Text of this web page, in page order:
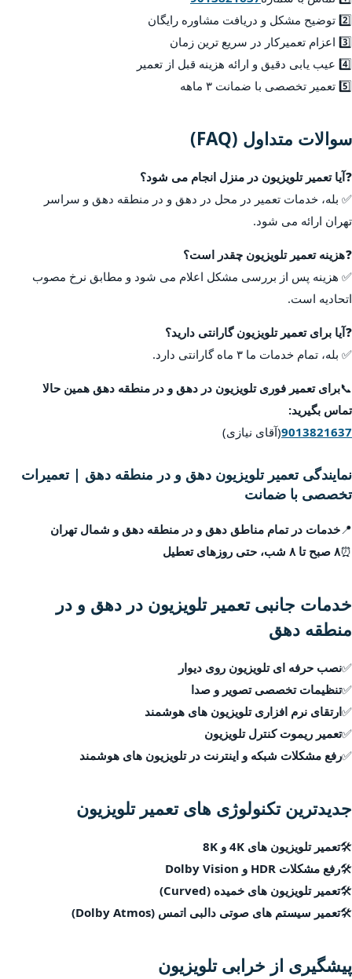
2️⃣ توضیح مشکل و دریافت مشاوره رایگان
3️⃣ اعزام تعمیرکار در سریع ترین زمان
4️⃣ عیب یابی دقیق و ارائه هزینه قبل از تعمیر
5️⃣ تعمیر تخصصی با ضمانت ۳ ماهه
سوالات متداول (FAQ)
❓آیا تعمیر تلویزیون در منزل انجام می شود؟
✅ بله، خدمات تعمیر در محل در دهق و در منطقه دهق و سراسر
تهران ارائه می شود.
❓هزینه تعمیر تلویزیون چقدر است؟
✅ هزینه پس از بررسی مشکل اعلام می شود و مطابق نرخ مصوب
اتحادیه است.
❓آیا برای تعمیر تلویزیون گارانتی دارید؟
✅ بله، تمام خدمات ما ۳ ماه گارانتی دارد.
📞برای تعمیر فوری تلویزیون در دهق و در منطقه دهق همین حالا
تماس بگیرید:
9013821637(آقای نیازی)
نمایندگی تعمیر تلویزیون دهق و در منطقه دهق | تعمیرات
تخصصی با ضمانت
📍خدمات در تمام مناطق دهق و در منطقه دهق و شمال تهران
⏰۸ صبح تا ۸ شب، حتی روزهای تعطیل
خدمات جانبی تعمیر تلویزیون در دهق و در
منطقه دهق
✅نصب حرفه ای تلویزیون روی دیوار
✅تنظیمات تخصصی تصویر و صدا
✅ارتقای نرم افزاری تلویزیون های هوشمند
✅تعمیر ریموت کنترل تلویزیون
✅رفع مشکلات شبکه و اینترنت در تلویزیون های هوشمند
جدیدترین تکنولوژی های تعمیر تلویزیون
🛠تعمیر تلویزیون های 4K و 8K
🛠رفع مشکلات HDR و Dolby Vision
🛠تعمیر تلویزیون های خمیده (Curved)
🛠تعمیر سیستم های صوتی دالبی اتمس (Dolby Atmos)
پیشگیری از خرابی تلویزیون